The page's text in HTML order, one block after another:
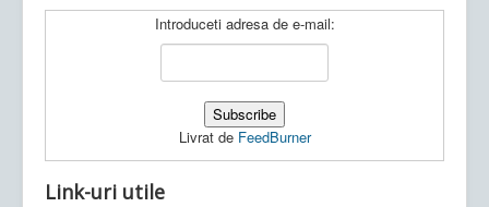
Introduceti adresa de e-mail:
Livrat de FeedBurner
Link-uri utile